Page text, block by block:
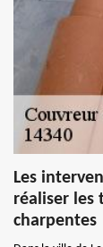
Les
réaliser les
charpentes